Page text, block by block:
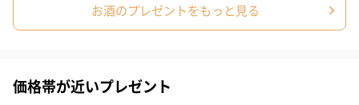
お酒のプレゼントをもっと見る
価格帯が近いプレゼント